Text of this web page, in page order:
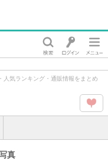
人気ランキング・通販情報をまとめ
タグ
真